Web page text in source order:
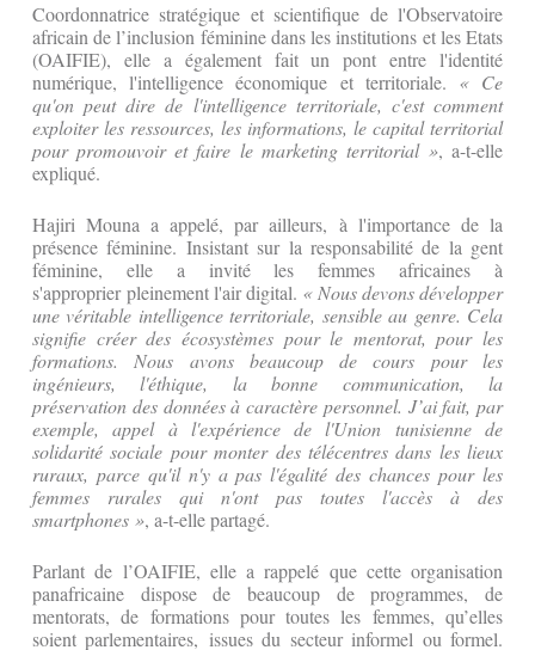
Coordonnatrice stratégique et scientifique de l'Observatoire
africain de l’inclusion féminine dans les institutions et les Etats
(OAIFIE), elle a également fait un pont entre l'identité
numérique, l'intelligence économique et territoriale. « Ce
qu'on peut dire de l'intelligence territoriale, c'est comment
exploiter les ressources, les informations, le capital territorial
pour promouvoir et faire le marketing territorial », a-t-elle
expliqué.
Hajiri Mouna a appelé, par ailleurs, à l'importance de la
présence féminine. Insistant sur la responsabilité de la gent
féminine, elle a invité les femmes africaines à
s'approprier pleinement l'air digital. « Nous devons développer
une véritable intelligence territoriale, sensible au genre. Cela
signifie créer des écosystèmes pour le mentorat, pour les
formations.
Nous avons beaucoup de cours pour les
ingénieurs, l'éthique, la bonne communication, la
préservation des données à caractère personnel. J’ai fait, par
exemple, appel à l'expérience de l'Union tunisienne de
solidarité sociale pour monter des télécentres dans les lieux
ruraux, parce qu'il n'y a pas l'égalité des chances pour les
femmes rurales qui n'ont pas toutes l'accès à des
smartphones », a-t-elle partagé.
Parlant de l’OAIFIE, elle a rappelé que cette organisation
panafricaine dispose de beaucoup de programmes, de
mentorats, de formations pour toutes les femmes, qu’elles
soient parlementaires, issues du secteur informel ou formel.